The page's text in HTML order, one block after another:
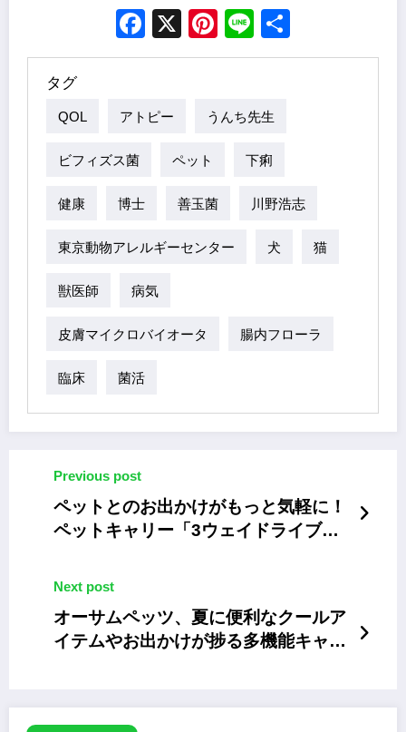
Facebook
X Pinterest
Line
タグ
QOL アトピー うんち先生
ビフィズス菌 ペット 下痢
健康 博士 善玉菌 川野浩志
東京動物アレルギーセンター 犬 猫
獣医師 病気
皮膚マイクロバイオータ 腸内フローラ
臨床 菌活
Previous post
ペットとのお出かけがもっと気軽に！
ペットキャリー「3ウェイドライブ＆
Next post
オーサムペッツ、夏に便利なクールア
イテムやお出かけが捗る多機能キャリ